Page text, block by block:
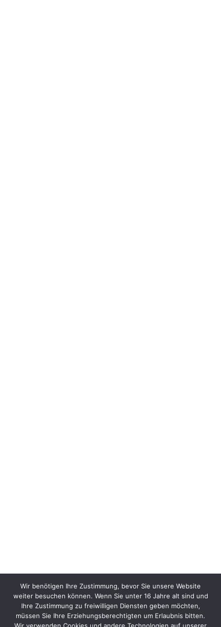
Wir benötigen Ihre Zustimmung, bevor Sie unsere Website
weiter besuchen können. Wenn Sie unter 16 Jahre alt sind und
Ihre Zustimmung zu freiwilligen Diensten geben möchten,
müssen Sie Ihre Erziehungsberechtigten um Erlaubnis bitten.